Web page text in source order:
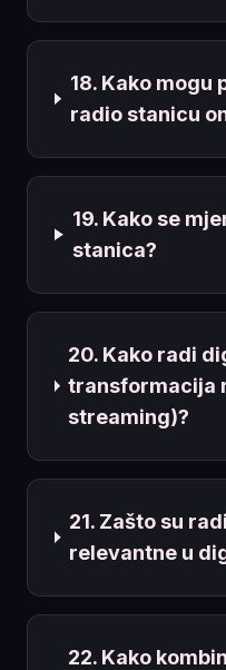
18. Kako
radio stanicu
19. Kako se
stanica?
20. Kako radi
transformacija
streaming)?
21. Zašto su
relevantne u
22. Kako